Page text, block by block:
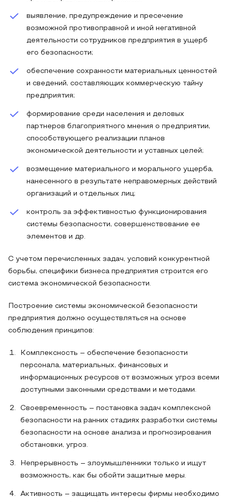
выявление, предупреждение и пресечение
возможной противоправной и иной негативной
деятельности сотрудников предприятия в ущерб
его безопасности;
обеспечение сохранности материальных ценностей
и сведений, составляющих коммерческую тайну
предприятия;
формирование среди населения и деловых
партнеров благоприятного мнения о предприятии,
способствующего реализации планов
экономической деятельности и уставных целей;
возмещение материального и морального ущерба,
нанесенного в результате неправомерных действий
организаций и отдельных лиц;
контроль за эффективностью функционирования
системы безопасности, совершенствование ее
элементов и др.
С учетом перечисленных задач, условий конкурентной
борьбы, специфики бизнеса предприятия строится его
система экономической безопасности.
Построение системы экономической безопасности
предприятия должно осуществляться на основе
соблюдения принципов:
Комплексность – обеспечение безопасности
персонала, материальных, финансовых и
информационных ресурсов от возможных угроз всеми
доступными законными средствами и методами.
Своевременность – постановка задач комплексной
безопасности на ранних стадиях разработки системы
безопасности на основе анализа и прогнозирования
обстановки, угроз.
Непрерывность – злоумышленники только и ищут
возможность, как бы обойти защитные меры.
Активность – защищать интересы фирмы необходимо